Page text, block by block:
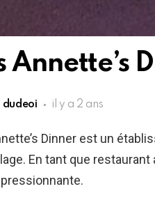
Annette’s
dudeoi il y a 2 ans
Dinner est un
En tant que